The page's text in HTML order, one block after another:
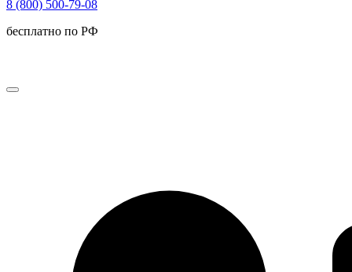
8 (800) 500-79-08
бесплатно по РФ